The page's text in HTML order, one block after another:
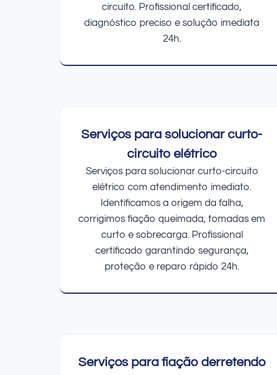
circuito. Profissional certificado,
diagnóstico preciso e solução imediata
24h.
Serviços para solucionar curto-
circuito elétrico
Serviços para solucionar curto-circuito
elétrico com atendimento imediato.
Identificamos a origem da falha,
corrigimos fiação queimada, tomadas em
curto e sobrecarga. Profissional
certificado garantindo segurança,
proteção e reparo rápido 24h.
Serviços para fiação derretendo